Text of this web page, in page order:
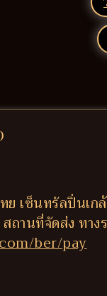
ย เซ็นทรัลปิ่นเ
ถานที่จัดส่ง ทา
ber/pay